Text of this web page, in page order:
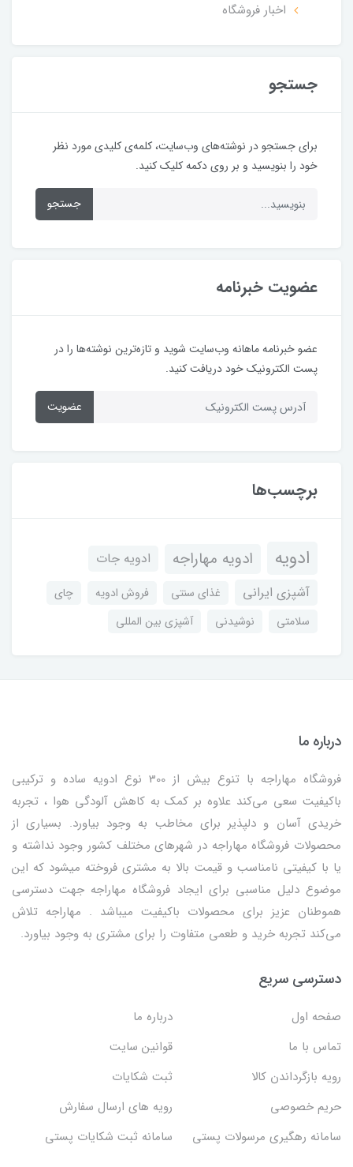
اخبار فروشگاه
جستجو
برای جستجو در نوشته‌های وب‌سایت، کلمه‌ی کلیدی مورد نظر
خود را بنویسید و بر روی دکمه کلیک کنید.
جستجو
عضویت خبرنامه
عضو خبرنامه ماهانه وب‌سایت شوید و تازه‌ترین نوشته‌ها را در
پست الکترونیک خود دریافت کنید.
عضویت
برچسب‌ها
ادویه ادویه مهاراجه
ادویه جات
آشپزی ایرانی
غذای سنتی فروش ادویه
چای
سلامتی
نوشیدنی آشپزی بین المللی
درباره ما
فروشگاه مهاراجه با تنوع بیش از 300 نوع ادویه ساده و ترکیبی
باکیفیت سعی می‌کند علاوه بر کمک به کاهش آلودگی هوا ، تجربه
خریدی آسان و دلپذیر برای مخاطب به وجود بیاورد. بسیاری از
محصولات فروشگاه مهاراجه در شهرهای مختلف کشور وجود نداشته و
یا با کیفیتی نامناسب و قیمت بالا به مشتری فروخته میشود که این
موضوع دلیل مناسبی برای ایجاد فروشگاه مهاراجه جهت دسترسی
هموطنان عزیز برای محصولات باکیفیت میباشد . مهاراجه تلاش
می‌کند تجربه خرید و طعمی متفاوت را برای مشتری به وجود بیاورد.
دسترسی سریع
صفحه اول
درباره ما
تماس با ما
قوانین سایت
رویه بازگرداندن کالا
ثبت شکایات
حریم خصوصی
رویه های ارسال سفارش
سامانه رهگیری مرسولات پستی
سامانه ثبت شکایات پستی